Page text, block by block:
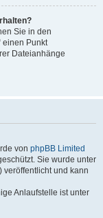
Sie in den
einen Punkt
Dateianhänge
von phpBB Limited
Sie wurde unter
veröffentlicht und kann
Anlaufstelle ist unter